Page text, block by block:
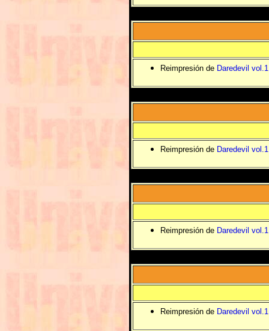
Reimpresión de Daredevil
Reimpresión de Daredevil
Reimpresión de Daredevil
Reimpresión de Daredevil